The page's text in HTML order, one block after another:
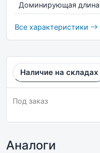
Доминирующая
Все характеристики
Наличие на складах
Под заказ
Аналоги